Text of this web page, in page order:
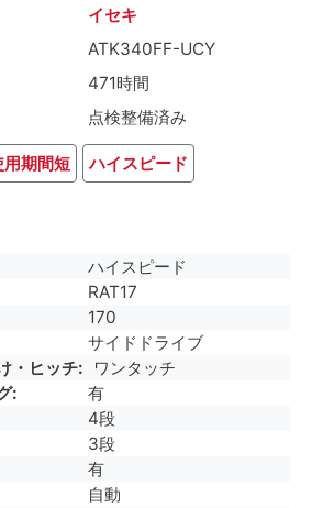
イセキ
ATK340FF-UCY
471時間
点検整備済み
用期間短 ハイスピード
ハイスピード
RAT17
170
サイドドライブ
・ヒッチ
ワンタッチ
有
4段
3段
有
自動